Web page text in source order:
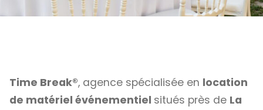
Time Break®, agence spécialisée en location
de matériel événementiel situés près de La